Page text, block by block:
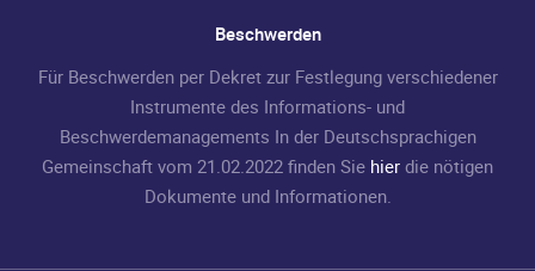
Beschwerden
Für Beschwerden per Dekret zur Festlegung verschiedener
Instrumente des Informations- und
Beschwerdemanagements In der Deutschsprachigen
Gemeinschaft vom 21.02.2022 finden Sie hier die nötigen
Dokumente und Informationen.